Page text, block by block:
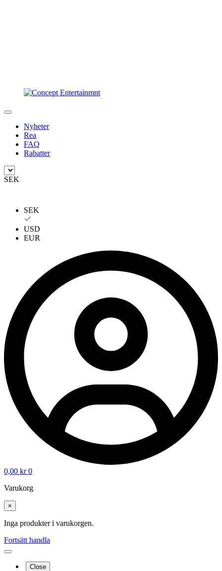
Nyheter
Rea
FAQ
Rabatter
SEK
SEK
USD
EUR
0,00 kr 0
Varukorg
×
Inga produkter i varukorgen.
Fortsätt handla
Close